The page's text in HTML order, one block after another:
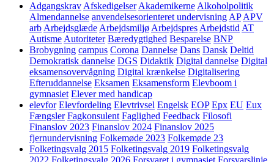
Adgangskrav Afskedigelser Akademikerne Alkoholpolitik
Almendannelse anvendelsesorienteret undervisning AP APV
arb Arbejdsglæde Arbejdsmiljø Arbejdspres Arbejdstid AT
Autisme Autoriteter Bæredygtighed Besparelse BNP
Brobygning campus Corona Dannelse Dans Dansk Deltid
Demokratisk dannelse DGS Didaktik Digital dannelse Digital
eksamensovervågning Digital krænkelse Digitalisering
Efteruddannelse Eksamen Eksamensform Elevboom i
gymnasiet Elever med handicap
elevfor Elevfordeling Elevtrivsel Engelsk EOP Epx EU Eux
Fængsler Fagkonsulent Faglighed Feedback Filosofi
Finanslov 2023 Finanslov 2024 Finanslov 2025
fjernundervisning Folkemøde 2023 Folkemøde 23
Folketingsvalg 2015 Folketingsvalg 2019 Folketingsvalg